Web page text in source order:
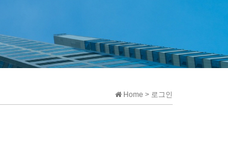
Home > 로그인